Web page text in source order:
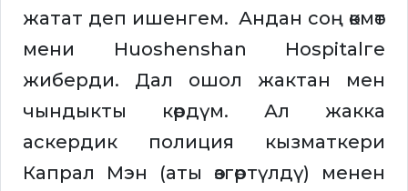
жатат деп ишенгем. Андан соң өкмөт
мени Huoshenshan Hospitalге
жиберди. Дал ошол жактан мен
чындыкты көрдүм. Ал жакка
аскердик полиция кызматкери
Капрал Мэн (аты өзгөртүлдү) менен